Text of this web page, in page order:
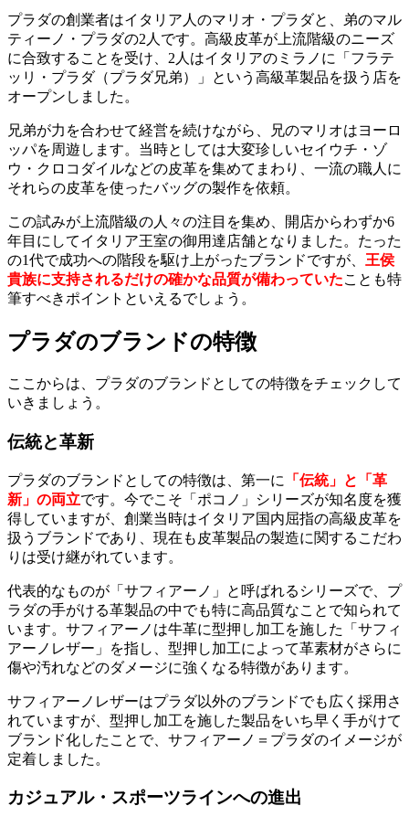
プラダの創業者はイタリア人のマリオ・プラダと、弟のマル
ティーノ・プラダの2人です。高級皮革が上流階級のニーズ
に合致することを受け、2人はイタリアのミラノに「フラテ
ッリ・プラダ（プラダ兄弟）」という高級革製品を扱う店を
オープンしました。
兄弟が力を合わせて経営を続けながら、兄のマリオはヨーロ
ッパを周遊します。当時としては大変珍しいセイウチ・ゾ
ウ・クロコダイルなどの皮革を集めてまわり、一流の職人に
それらの皮革を使ったバッグの製作を依頼。
この試みが上流階級の人々の注目を集め、開店からわずか6
年目にしてイタリア王室の御用達店舗となりました。たった
の1代で成功への階段を駆け上がったブランドですが、 王侯
貴族に支持されるだけの確かな品質が備わっていたことも特
筆すべきポイントといえるでしょう。
プラダのブランドの特徴
ここからは、プラダのブランドとしての特徴をチェックして
いきましょう。
伝統と革新
プラダのブランドとしての特徴は、第一に
「伝統」と「革
新」の両立です。今でこそ「ポコノ」シリーズが知名度を獲
得していますが、創業当時はイタリア国内屈指の高級皮革を
扱うブランドであり、現在も皮革製品の製造に関するこだわ
りは受け継がれています。
代表的なものが「サフィアーノ」と呼ばれるシリーズで、プ
ラダの手がける革製品の中でも特に高品質なことで知られて
います。サフィアーノは牛革に型押し加工を施した「サフィ
アーノレザー」を指し、型押し加工によって革素材がさらに
傷や汚れなどのダメージに強くなる特徴があります。
サフィアーノレザーはプラダ以外のブランドでも広く採用さ
れていますが、型押し加工を施した製品をいち早く手がけて
ブランド化したことで、サフィアーノ＝プラダのイメージが
定着しました。
カジュアル・スポーツラインへの進出